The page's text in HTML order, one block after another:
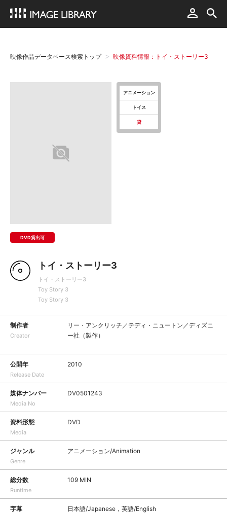
映像作品データベース検索トップ 映像資料情報：トイ・ストーリー3
DVD貸出可
アニメーション
トイス
貸
トイ・ストーリー3
トイ・ストーリー3
Toy Story 3
Toy Story 3
制作者
Creator
リー・アンクリッチ／テディ・ニュートン／ディズニ
ー社（製作）
公開年
Release Date
2010
媒体ナンバー
Media No
DV0501243
資料形態
Media
DVD
ジャンル
Genre
アニメーション/Animation
総分数
Runtime
109 MIN
字幕 日本語/Japanese，英語/English